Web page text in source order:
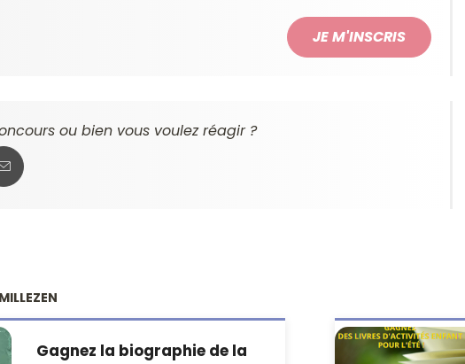
JE M'INSCRIS
ou bien vous voulez réagir ?
Gagnez la biographie de la